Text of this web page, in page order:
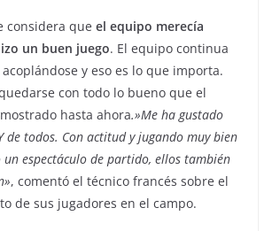
considera que el equipo merecía
un buen juego. El equipo continua
y eso es lo que importa.
con todo lo bueno que el
hasta ahora.»Me ha gustado
de todos. Con actitud y jugando muy bien
espectáculo de partido, ellos también
, comentó el técnico francés sobre el
de sus jugadores en el campo.